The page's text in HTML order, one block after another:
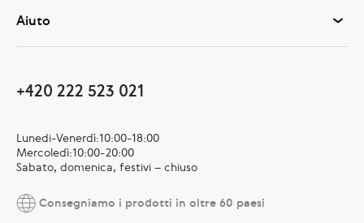
Aiuto
+420 222 523 021
Lunedi-Venerdì:10:00-18:00
Mercoledì:10:00-20:00
Sabato, domenica, festivi – chiuso
Consegniamo i prodotti in oltre 60 paesi